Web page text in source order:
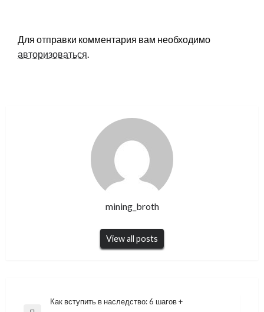
Для отправки комментария вам необходимо
авторизоваться.
mining_broth
View all posts
Навигация
Как вступить в наследство: 6 шагов +